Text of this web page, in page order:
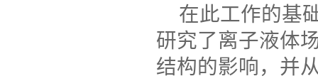
在此工作的基
研究了离子液体
结构的影响，并